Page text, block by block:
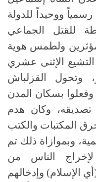
ووحيداً للدولة
للقتل الجماعي
ولطمس هوية
التشيع الإثنى عشري
وتحول القزلباش
بسكان المدن
تصديقه، وكان هدم
المكتبات والكتب
وبموازاة ذلك تم
الناس من
الإسلام) وإدخالهم